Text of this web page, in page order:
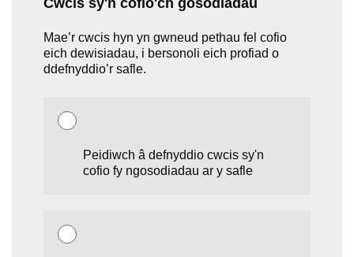
Mae’r cwcis hyn yn gwneud pethau fel cofio
eich dewisiadau, i bersonoli eich profiad o
ddefnyddio’r safle.
Peidiwch â defnyddio cwcis sy'n
cofio fy ngosodiadau ar y safle